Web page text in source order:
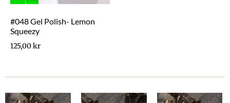
#048 Gel Polish- Lemon
Squeezy
125,00kr